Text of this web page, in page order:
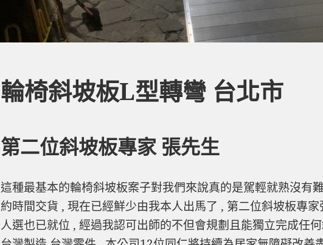
輪椅斜坡板L型轉彎 台北市
第二位斜坡板專家 張先生
這種最基本的輪椅斜坡板案子對我們來說真的是駕輕就熟沒有
約時間交貨 , 現在已經鮮少由我本人出馬了 , 第二位斜坡板專
人選也已就位 , 經過我認可出師的不但會規劃且能獨立完成任